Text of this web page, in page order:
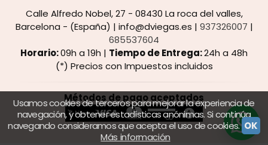
Calle Alfredo Nobel, 27 - 08430 La roca del valles,
Barcelona - (España) | info@dviegas.es | 937326007 |
685537604
Horario:09h a 19h | Tiempo de Entrega:24h a 48h
(*) Precios con Impuestos incluidos
Métodos de pago aceptados
Usamos cookies de terceros para mejorar la experiencia de
navegación, y obtener estadísticas anónimas. Si continúa
navegando consideramos que acepta el uso de cookies. OK
Más información